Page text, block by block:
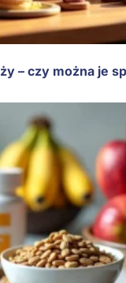
– czy można je